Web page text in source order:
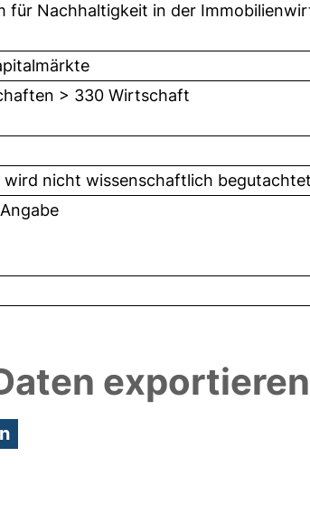
für Nachhaltigkeit in der
> 330 Wirtschaft
wird nicht wissenschaftlich
exportieren